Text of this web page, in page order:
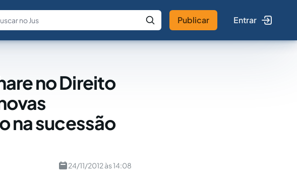
Fale com a IA Buscar no Jus
Publicar Entrar
no Direito
na sucessão
24/11/2012 às 14:08